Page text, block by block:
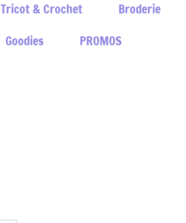
Tricot & Crochet
Broderie
Goodies PROMOS